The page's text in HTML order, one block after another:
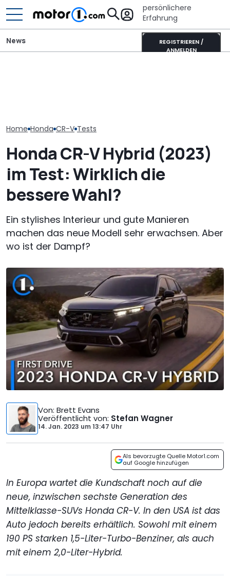
persönlichere
Erfahrung
REGISTRIEREN /
ANMELDEN
News
Home Honda CR-V Tests
Honda CR-V Hybrid (2023)
im Test: Wirklich die
bessere Wahl?
Ein stylishes Interieur und gute Manieren
machen das neue Modell sehr erwachsen. Aber
wo ist der Dampf?
Von: Brett Evans
Veröffentlicht von: Stefan Wagner
14. Jan. 2023 um13:47 Uhr
Als bevorzugte Quelle Motor1.com
auf Google hinzufügen
In Europa wartet die Kundschaft noch auf die
neue, inzwischen sechste Generation des
Mittelklasse-SUVs Honda CR-V. In den USA ist das
Auto jedoch bereits erhältlich. Sowohl mit einem
190 PS starken 1,5-Liter-Turbo-Benziner, als auch
mit einem 2,0-Liter-Hybrid.